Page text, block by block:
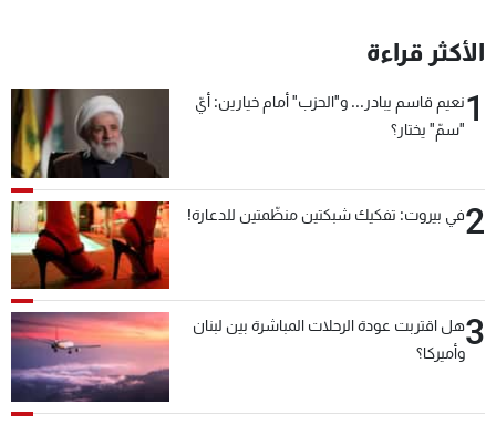
الأكثر قراءة
1نعيم قاسم يبادر... و"الحزب" أمام خيارين: أيّ
"سمّ" يختار؟
2في بيروت: تفكيك شبكتين منظّمتين للدعارة!
3هل اقتربت عودة الرحلات المباشرة بين لبنان
وأميركا؟
لاعلاناتكم